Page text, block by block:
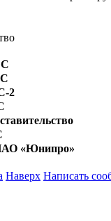
2
«Юнипро»
Наверх Написать